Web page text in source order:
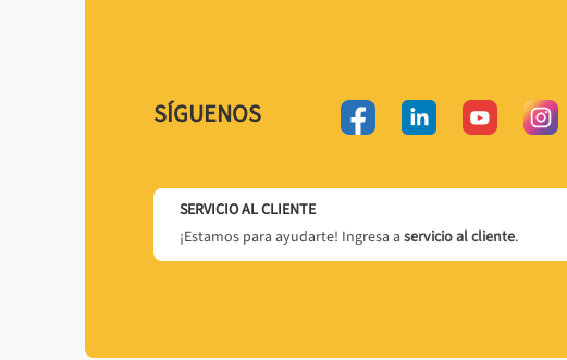
SÍGUENOS
SERVICIO AL CLIENTE
¡Estamos para ayudarte! Ingresa a servicio al cliente.